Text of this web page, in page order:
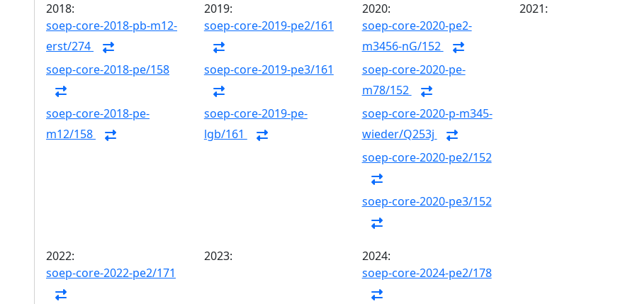
2018:
soep-core-2018-pb-m12-
erst/274
soep-core-2018-pe/158
soep-core-2018-pe-
m12/158
2019:
soep-core-2019-pe2/161
soep-core-2019-pe3/161
soep-core-2019-pe-
lgb/161
2020:
soep-core-2020-pe2-
m3456-nG/152
soep-core-2020-pe-
m78/152
soep-core-2020-p-m345-
wieder/Q253j
soep-core-2020-pe2/152
soep-core-2020-pe3/152
2021:
2022:
soep-core-2022-pe2/171
2023:
2024:
soep-core-2024-pe2/178